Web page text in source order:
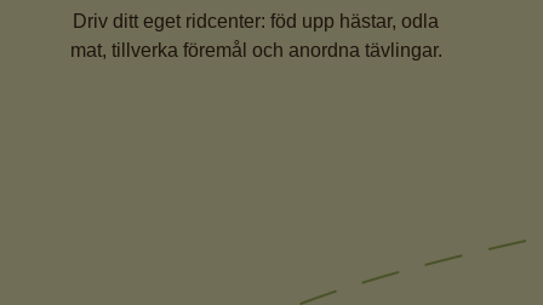
Driv ditt eget ridcenter: föd upp hästar, odla
mat, tillverka föremål och anordna tävlingar.